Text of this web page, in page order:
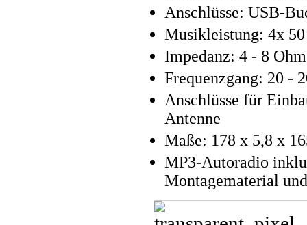
Anschlüsse: USB-
Musikleistung: 4x
Impedanz: 4 - 8 Ohm
Frequenzgang: 20 -
Anschlüsse für
Antenne
Maße: 178 x 5,8 x
MP3-Autoradio
Montagematerial